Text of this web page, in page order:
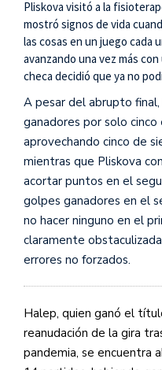
— wta
Pliskova visitó a la
mostró signos de vida
las cosas en un juego cada
avanzando una vez más
checa decidió que ya no
A pesar del abrupto
ganadores por solo cinco
aprovechando cinco de
mientras que Pliskova
acortar puntos en el
golpes ganadores en el
no hacer ninguno en el
claramente
errores no forzados.
Halep, quien ganó el
reanudación de la gira
pandemia, se encuentra